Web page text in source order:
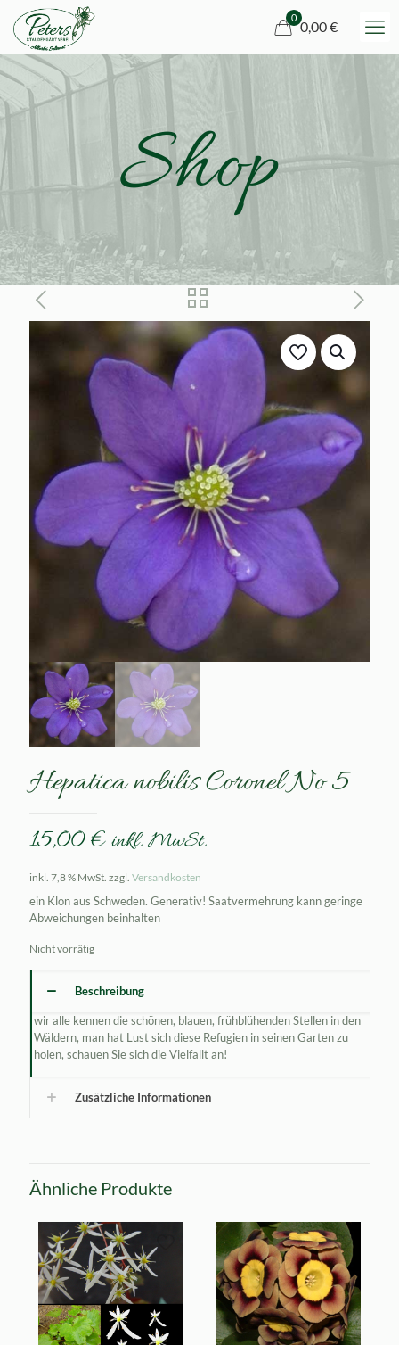
0
0,00 €
Shop
Hepatica nobilis Coronel No 5
15,00€ inkl. MwSt.
inkl. 7,8 % MwSt. zzgl. Versandkosten
ein Klon aus Schweden. Generativ! Saatvermehrung kann geringe
Abweichungen beinhalten
Nicht vorrätig
Beschreibung
wir alle kennen die schönen, blauen, frühblühenden Stellen in den
Wäldern, man hat Lust sich diese Refugien in seinen Garten zu
holen, schauen Sie sich die Vielfallt an!
Zusätzliche Informationen
Ähnliche Produkte